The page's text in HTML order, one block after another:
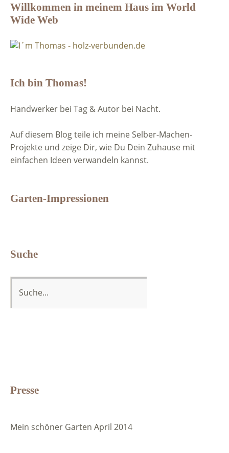
Willkommen in meinem Haus im World
Wide Web
Ich bin Thomas!
Handwerker bei Tag & Autor bei Nacht.
Auf diesem Blog teile ich meine Selber-Machen-
Projekte und zeige Dir, wie Du Dein Zuhause mit
einfachen Ideen verwandeln kannst.
Garten-Impressionen
Suche
Presse
Mein schöner Garten April 2014